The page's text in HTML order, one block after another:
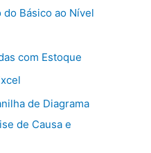
do Básico ao Nível
com Estoque
de Diagrama
de Causa e